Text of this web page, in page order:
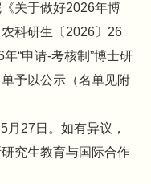
关于做好2026年博
科研生〔2026〕26
“申请-考核制”博士研
予以公示（名单见附
27日。如有异议，
究生教育与国际合作